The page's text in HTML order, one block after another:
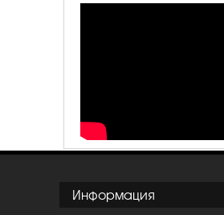
Информация